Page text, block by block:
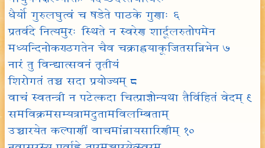
धैर्यो गुरुलघुत्वं च षडेते पाठके गुणाः ६
प्रतर्वदे नित्यमुरः स्थिते न स्वरेण शार्दूलरुतोपमेन
मध्यन्दिनोकण्ठगतेन चैव चक्राह्वयाकूजितसन्निभेन ७
नारं तु विन्द्यात्सवनं तृतीयं
शिरोगतं तच्च सदा प्रयोज्यम् ८
वाचं स्वतन्त्री न पटेत्कदा चित्प्राज्ञोन्यथा तैर्विहितं वेदम् ९
समविक्रमसम्यत्रामदुतामविलम्बिताम्
उच्चारयेत कल्पाणीं वाचमांन्नायसारिणीम् १०